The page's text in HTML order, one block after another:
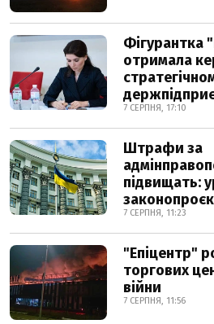
Фігурантка
отримала
7 СЕРПНЯ, 17:10
Штрафи за
підвищать:
7 СЕРПНЯ, 11:23
"Епіцентр"
торгових
війни
7 СЕРПНЯ, 11:56